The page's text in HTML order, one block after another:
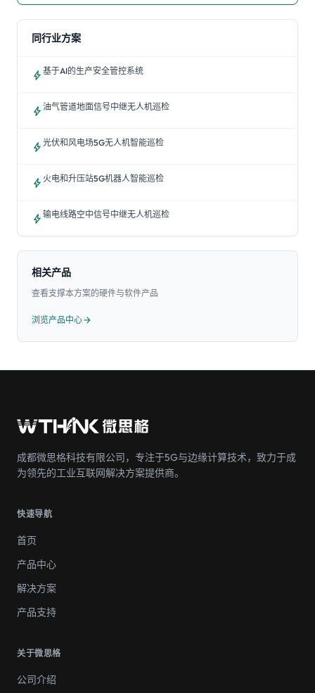
同行业方案
bolt 基于AI的生产安全管控系统
bolt 油气管道地面信号中继无人机巡检
bolt 光伏和风电场5G无人机智能巡检
bolt 火电和升压站5G机器人智能巡检
bolt 输电线路空中信号中继无人机巡检
相关产品
查看支撑本方案的硬件与软件产品
浏览产品中心arrow_forward
成都微思格科技有限公司，专注于5G与边缘计算技术，致力于成
为领先的工业互联网解决方案提供商。
快速导航
首页
产品中心
解决方案
产品支持
关于微思格
公司介绍